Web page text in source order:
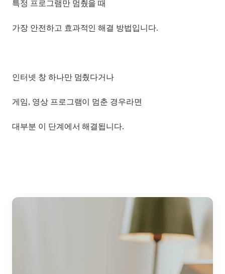
특정 프로그램만 멈췄을 때
가장 안전하고 효과적인 해결 방법입니다.
인터넷 창 하나만 멈췄다거나
게임, 영상 프로그램이 멈춘 경우라면
대부분 이 단계에서 해결됩니다.